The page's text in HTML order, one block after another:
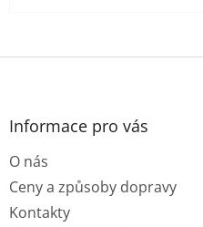
Z
Informace pro vás
O nás
Ceny a způsoby dopravy
Kontakty